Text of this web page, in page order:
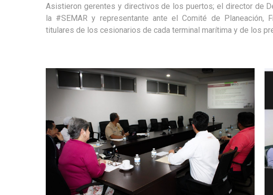
Asistieron gerentes y directivos de los puertos; el director de
la #SEMAR y representante ante el Comité de Planeación,
titulares de los cesionarios de cada terminal marítima y de los